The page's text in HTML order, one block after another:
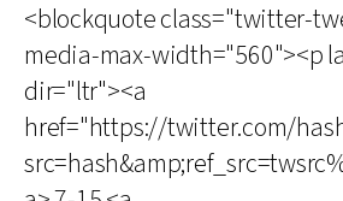
<blockquote class="twitter-
media-max-width="560"><p
dir="ltr"><a
href="https://twitter.com/